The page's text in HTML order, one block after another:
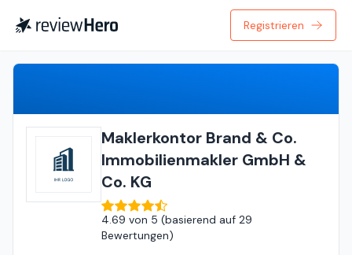
Registrieren
Maklerkontor Brand & Co.
Immobilienmakler GmbH &
Co. KG
4.69 von 5 (basierend auf 29
Bewertungen)